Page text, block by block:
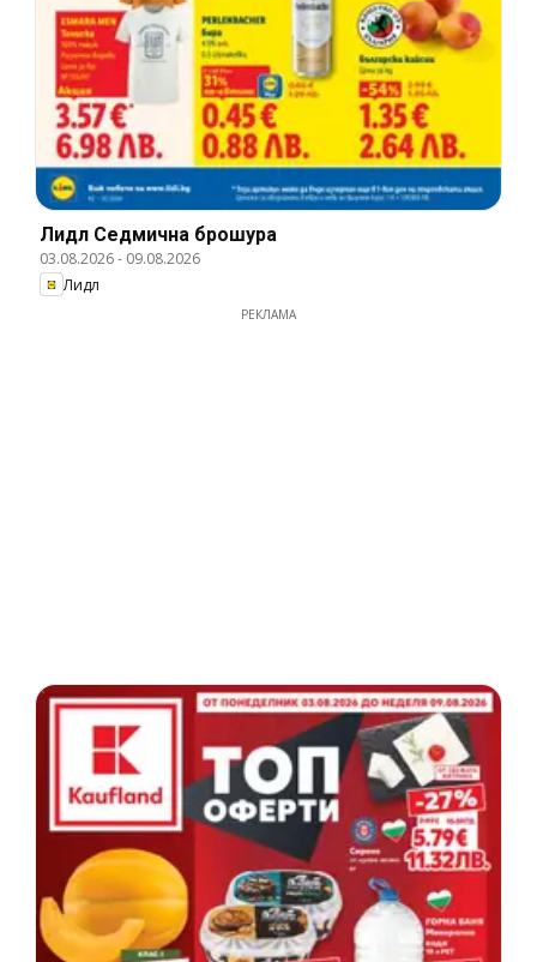
Лидл Cедмична брошура
03.08.2026- 09.08.2026
Лидл
РЕКЛАМА